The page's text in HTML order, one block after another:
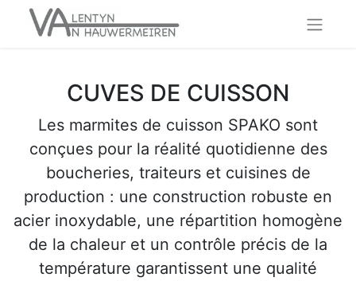
CUVES DE CUISSON
Les marmites de cuisson SPAKO sont
conçues pour la réalité quotidienne des
boucheries, traiteurs et cuisines de
production : une construction robuste en
acier inoxydable, une répartition homogène
de la chaleur et un contrôle précis de la
température garantissent une qualité